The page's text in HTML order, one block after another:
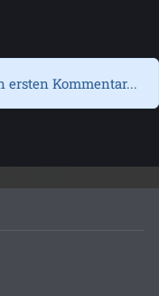
ersten Kommentar...